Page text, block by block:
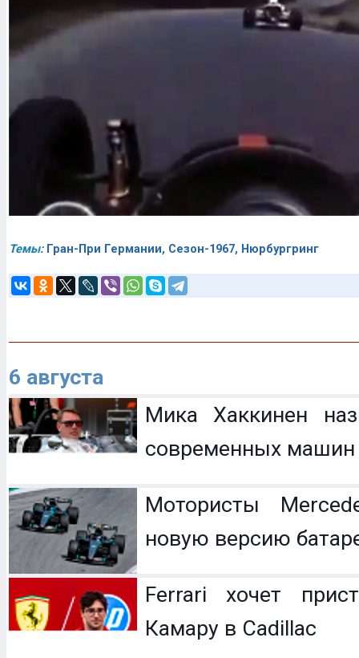
Темы: Гран-При Германии, Сезон-1967, Нюрбургринг
6 августа
Мика Хаккинен
современных
Мотористы
новую версию
Ferrari хочет
Камару в Cadillac